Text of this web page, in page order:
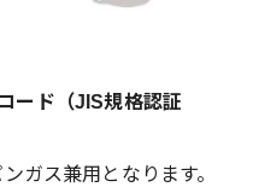
ード（JIS規格認証
ガス兼用となります。